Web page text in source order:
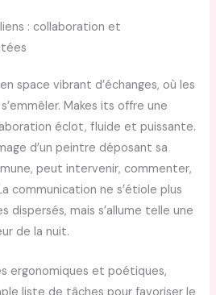
: collaboration et
space vibrant d’échanges, où les
Makes its offre une
éclot, fluide et puissante.
d’un peintre déposant sa
peut intervenir, commenter,
communication ne s’étiole plus
dispersés, mais s’allume telle une
de la nuit.
ergonomiques et poétiques,